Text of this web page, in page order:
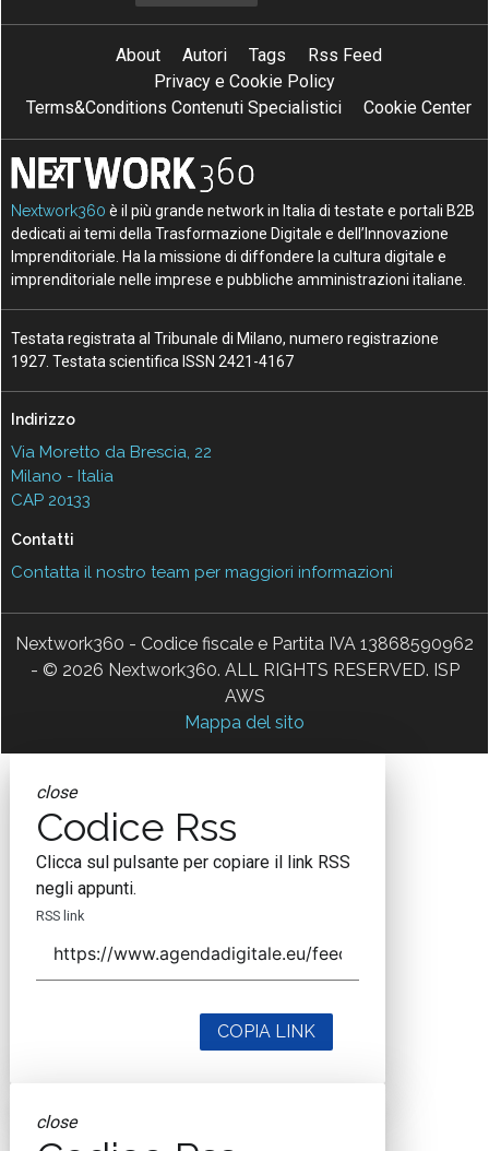
About Autori Tags
Rss Feed
Privacy e Cookie Policy
Terms&Conditions Contenuti Specialistici
Cookie Center
Nextwork360 è il più grande network in Italia di testate e portali B2B
dedicati ai temi della Trasformazione Digitale e dell’Innovazione
Imprenditoriale. Ha la missione di diffondere la cultura digitale e
imprenditoriale nelle imprese e pubbliche amministrazioni italiane.
Testata registrata al Tribunale di Milano, numero registrazione
1927. Testata scientifica ISSN 2421-4167
Indirizzo
Via Moretto da Brescia, 22
Milano - Italia
CAP 20133
Contatti
Contatta il nostro team per maggiori informazioni
Nextwork360 - Codice fiscale e Partita IVA 13868590962
- © 2026 Nextwork360. ALL RIGHTS RESERVED. ISP
AWS
Mappa del sito
close
Codice Rss
Clicca sul pulsante per copiare il link RSS
negli appunti.
RSS link
COPIA LINK
close